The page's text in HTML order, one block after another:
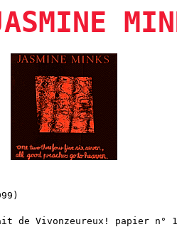
de Vivonzeureux! papier n°